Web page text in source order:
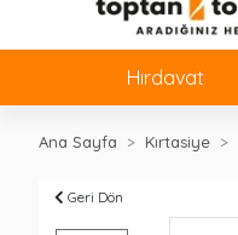
Hırdavat
Ana Sayfa Kırtasiye
Geri Dön